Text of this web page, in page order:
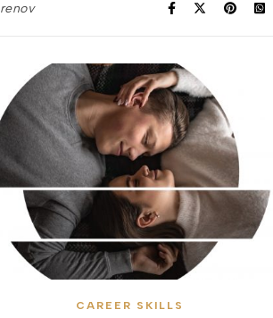
renov
CAREER SKILLS